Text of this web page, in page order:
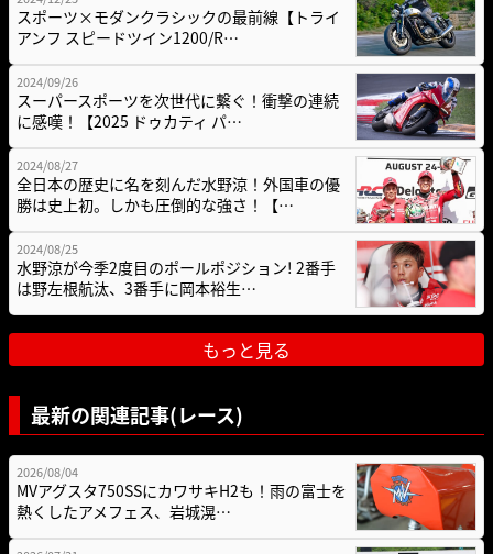
スポーツ×モダンクラシックの最前線【トライ
アンフ スピードツイン1200/R…
2024/09/26
スーパースポーツを次世代に繋ぐ！衝撃の連続
に感嘆！【2025 ドゥカティ パ…
2024/08/27
全日本の歴史に名を刻んだ水野涼！外国車の優
勝は史上初。しかも圧倒的な強さ！【…
2024/08/25
水野涼が今季2度目のポールポジション! 2番手
は野左根航汰、3番手に岡本裕生…
もっと見る
最新の関連記事(レース)
2026/08/04
MVアグスタ750SSにカワサキH2も！雨の富士を
熱くしたアメフェス、岩城滉…